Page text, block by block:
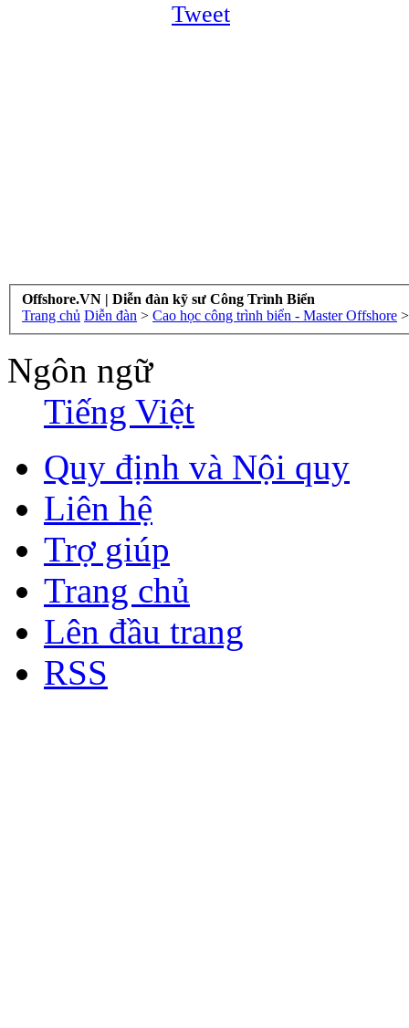
Tweet
Offshore.VN | Diễn đàn kỹ sư Công Trình Biển
Trang chủ Diễn đàn > Cao học công trình biển - Master Offshore >
Ngôn ngữ
Tiếng Việt
Quy định và Nội quy
Liên hệ
Trợ giúp
Trang chủ
Lên đầu trang
RSS